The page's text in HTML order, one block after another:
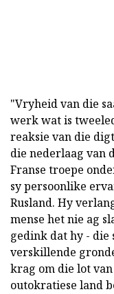
"Vryheid van die
werk wat is
reaksie van die
die nederlaag van
Franse troepe
sy persoonlike
Rusland. Hy
mense het nie ag
gedink dat hy - die
verskillende
krag om die lot
outokratiese land